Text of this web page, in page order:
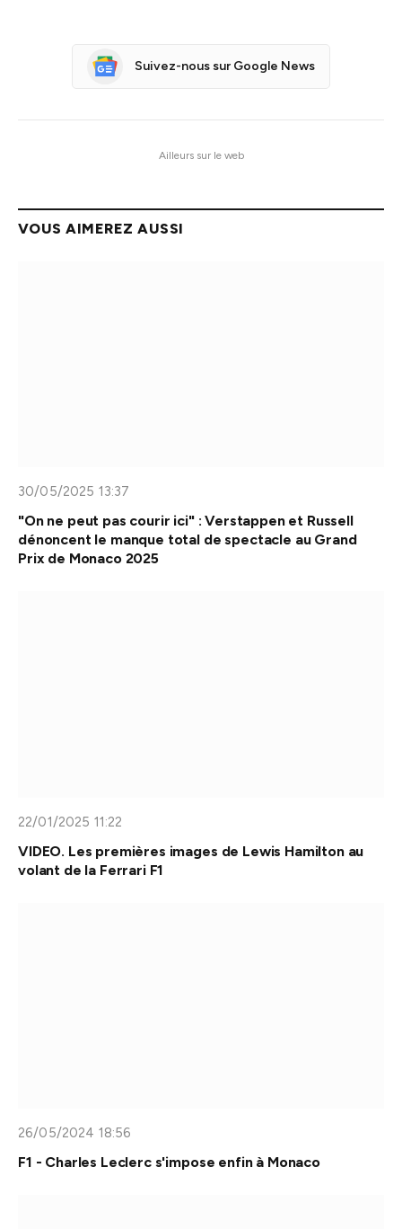
Suivez-nous sur Google News
Ailleurs sur le web
VOUS AIMEREZ AUSSI
30/05/2025 13:37
"On ne peut pas courir ici" : Verstappen et Russell
dénoncent le manque total de spectacle au Grand
Prix de Monaco 2025
22/01/2025 11:22
VIDEO. Les premières images de Lewis Hamilton au
volant de la Ferrari F1
26/05/2024 18:56
F1 - Charles Leclerc s'impose enfin à Monaco